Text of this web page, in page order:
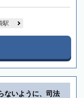
駅
ないように、司法